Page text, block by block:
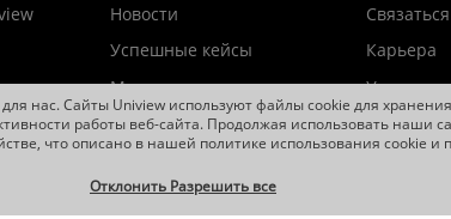
нас. Сайты Uniview используют файлы cookie для
работы веб-сайта. Продолжая использовать наши
что описано в нашей политике использования cookie и
Отклонить Разрешить все
Новости
Успешные кейсы
Мероприятия
Видео
Карьера